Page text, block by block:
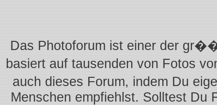
Das Photoforum ist einer der
basiert auf tausenden von Fotos
auch dieses Forum, indem Du
Menschen empfiehlst. Solltest Du